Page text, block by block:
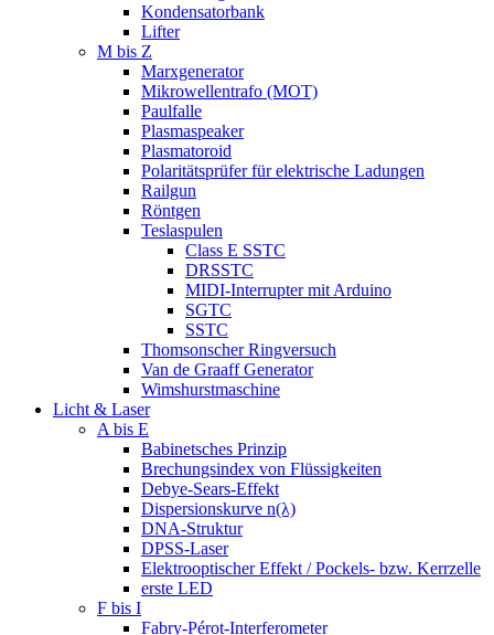
Kondensatorbank
Lifter
M bis Z
Marxgenerator
Mikrowellentrafo (MOT)
Paulfalle
Plasmaspeaker
Plasmatoroid
Polaritätsprüfer für elektrische Ladungen
Railgun
Röntgen
Teslaspulen
Class E SSTC
DRSSTC
MIDI-Interrupter mit Arduino
SGTC
SSTC
Thomsonscher Ringversuch
Van de Graaff Generator
Wimshurstmaschine
Licht & Laser
A bis E
Babinetsches Prinzip
Brechungsindex von Flüssigkeiten
Debye-Sears-Effekt
Dispersionskurve n(λ)
DNA-Struktur
DPSS-Laser
Elektrooptischer Effekt / Pockels- bzw. Kerrzelle
erste LED
F bis I
Fabry-Pérot-Interferometer